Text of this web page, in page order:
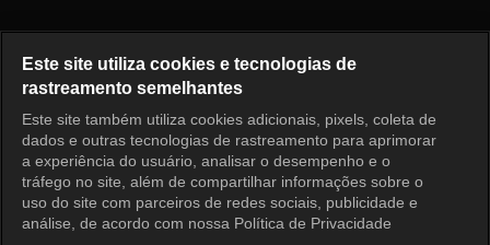
Entrar
Este site utiliza cookies e tecnologias de
rastreamento semelhantes
Este site também utiliza cookies adicionais, pixels, coleta de
dados e outras tecnologias de rastreamento para aprimorar
a experiência do usuário, analisar o desempenho e o
tráfego no site, além de compartilhar informações sobre o
uso do site com parceiros de redes sociais, publicidade e
análise, de acordo com nossa Política de Privacidade